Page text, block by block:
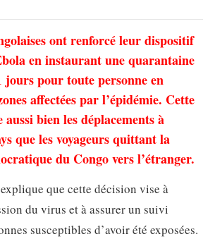
ont renforcé leur dispositif
en instaurant une quarantaine
jours pour toute personne en
affectées par l’épidémie. Cette
aussi bien les déplacements à
que les voyageurs quittant la
du Congo vers l’étranger.
que cette décision vise à
du virus et à assurer un suivi
susceptibles d’avoir été exposées.